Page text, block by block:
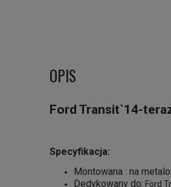
OPIS
Ford Transit`14-
Specyfikacja:
Montowana : na
Dedykowany do: Ford